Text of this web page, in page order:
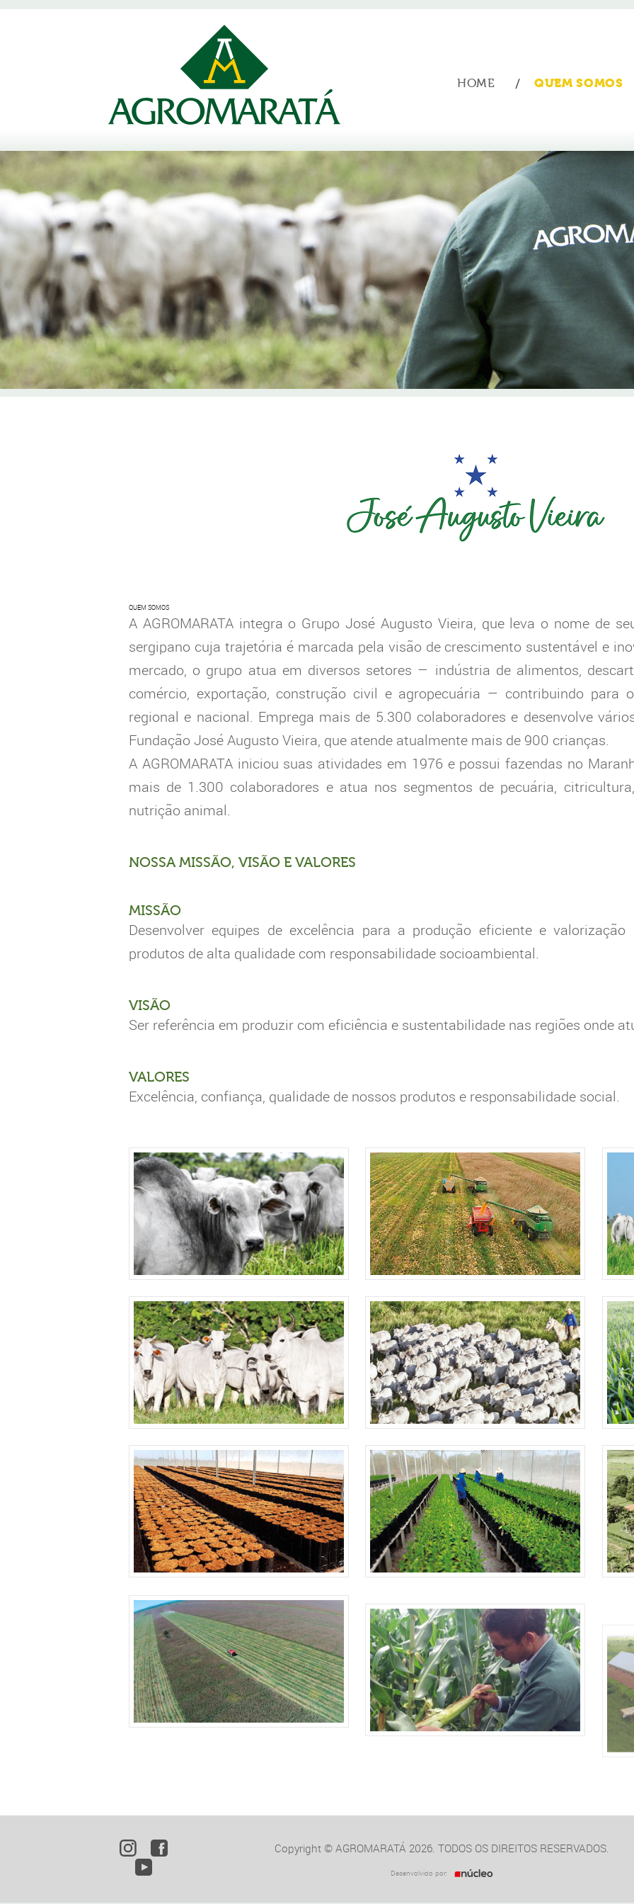
HOME QUEM SOMOS
QUEM SOMOS
A AGROMARATA integra o Grupo José Augusto Vieira, que leva o nome de
sergipano cuja trajetória é marcada pela visão de crescimento sustentável e
mercado, o grupo atua em diversos setores — indústria de alimentos,
comércio, exportação, construção civil e agropecuária — contribuindo para
regional e nacional. Emprega mais de 5.300 colaboradores e desenvolve
Fundação José Augusto Vieira, que atende atualmente mais de 900 crianças.
A AGROMARATA iniciou suas atividades em 1976 e possui fazendas no
mais de 1.300 colaboradores e atua nos segmentos de pecuária,
nutrição animal.
NOSSA MISSÃO, VISÃO E VALORES
MISSÃO
Desenvolver equipes de excelência para a produção eficiente e
produtos de alta qualidade com responsabilidade socioambiental.
VISÃO
Ser referência em produzir com eficiência e sustentabilidade nas regiões onde
VALORES
Excelência, confiança, qualidade de nossos produtos e responsabilidade social.
Copyright © AGROMARATÁ 2026. TODOS OS DIREITOS RESERVADOS.
Desenvolvido por: